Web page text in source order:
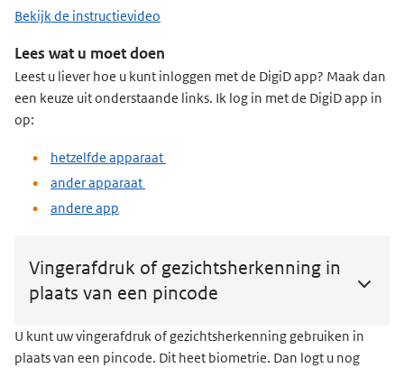
Bekijk de instructievideo
Lees wat u moet doen
Leest u liever hoe u kunt inloggen met de DigiD app? Maak dan
een keuze uit onderstaande links. Ik log in met de DigiD app in
op:
hetzelfde apparaat
ander apparaat
andere app
Vingerafdruk of gezichtsherkenning in
plaats van een pincode
U kunt uw vingerafdruk of gezichtsherkenning gebruiken in
plaats van een pincode. Dit heet biometrie. Dan logt u nog